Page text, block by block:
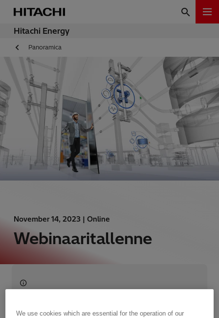
Hitachi Energy
Panoramica
November 14, 2023 | Online
Webinaaritallenne
Date recorded: 14.11.2023
We use cookies which are essential for the operation of our